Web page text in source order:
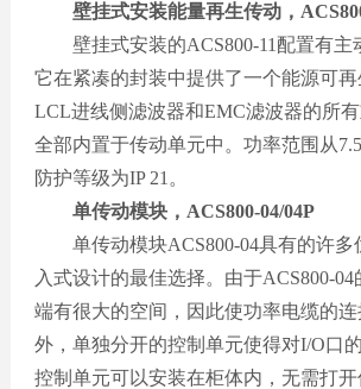
壁挂式安装能量再生传动，
壁挂式安装的ACS800-11配置有主
它在紧凑的封装中提供了一个能源可
LCL进线侧滤波器和EMC滤波器的所
全部内置于传动单元中。功率范围从
防护等级为IP 21。
单传动模块， ACS800-04/04P
单传动模块ACS800-04具有的许多
入式设计的最佳选择。由于ACS800-
端有很大的空间，因此使功率电缆的
外，单独分开的控制单元使得对I/O口
控制单元可以安装在柜体内，无需打